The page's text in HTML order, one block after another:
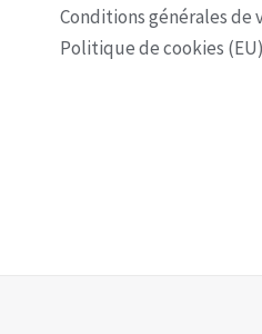
Conditions générales de
Politique de cookies (EU)